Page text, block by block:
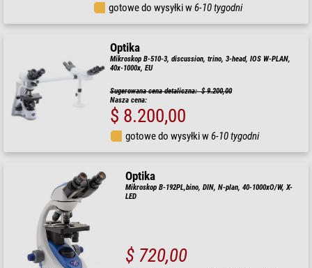
gotowe do wysyłki w6-10 tygodni
Optika
Mikroskop B-510-3, discussion, trino, 3-head, IOS W-PLAN,
40x-1000x, EU
Sugerowana cena detaliczna: $ 9.200,00
Nasza cena:
$ 8.200,00
gotowe do wysyłki w6-10 tygodni
Optika
Mikroskop B-192PL,bino, DIN, N-plan, 40-1000xO/W, X-
LED
$ 720,00